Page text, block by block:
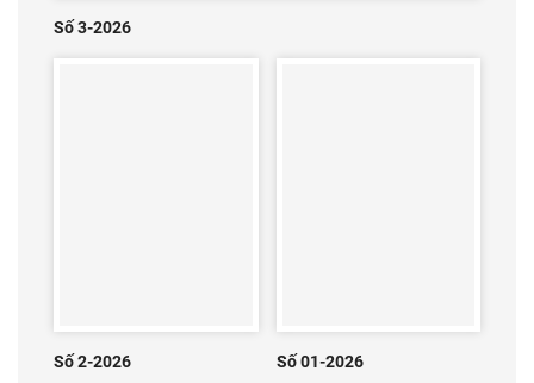
Số 3-2026
Số 2-2026 Số 01-2026